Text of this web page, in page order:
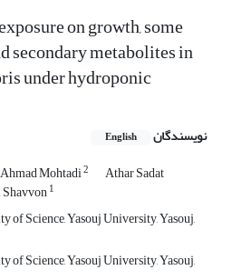
on growth, some
secondary metabolites in
under hydroponic
نویسندگان English
Ahmad Mohtadi2 Athar Sadat
1
of Science, Yasouj University, Yasouj,
of Science, Yasouj University, Yasouj,